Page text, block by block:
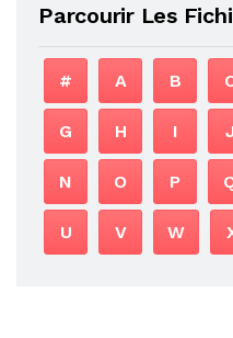
Parcourir Les
# A B
G H I
N O P
U V W